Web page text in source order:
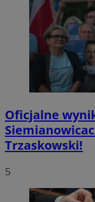
Oficjalne
Trzaskowski!
5